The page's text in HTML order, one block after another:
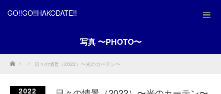
GO!!GO!!HAKODATE!!
写真 〜PHOTO〜
Home 日々の情景（2022）〜光のカーテン〜
2022